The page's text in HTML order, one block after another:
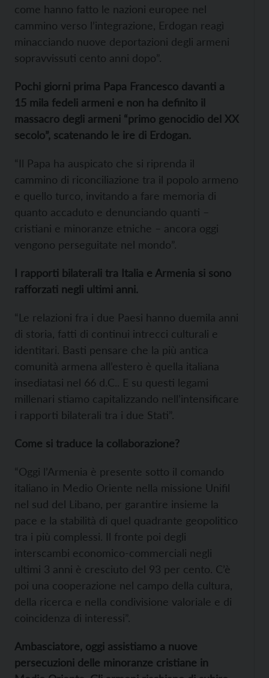
come hanno fatto le nazioni europee nel
cammino verso l’integrazione, Erdogan reagì
minacciando nuove deportazioni degli armeni
sopravvissuti cento anni dopo”.
Pochi giorni prima Papa Francesco davanti a
15 mila fedeli armeni e non ha definito il
massacro degli armeni “primo genocidio del XX
secolo”, scatenando le ire di Erdogan.
“Il Papa ha auspicato che si riprenda il
cammino di riconciliazione tra il popolo armeno
e quello turco, invitando a fare memoria di
quanto accaduto e denunciando quanti –
cristiani e minoranze etniche – ancora oggi
vengono perseguitate nel mondo”.
I rapporti bilaterali tra Italia e Armenia si sono
rafforzati negli ultimi anni.
“Le relazioni fra i due Paesi hanno duemila anni
di storia, fatti di continui intrecci culturali e
identitari. Basti pensare che la più antica
comunità armena all’estero è quella italiana
insediatasi nel 66 d.C.. E su questi legami
millenari stiamo capitalizzando nell’intensificare
i rapporti bilaterali tra i due Stati”.
Come si traduce la collaborazione?
“Oggi l’Armenia è presente sotto il comando
italiano in Medio Oriente nella missione Unifil
nel sud del Libano, per garantire insieme la
pace e la stabilità di quel quadrante geopolitico
tra i più complessi. Il fronte poi degli
interscambi economico-commerciali negli
ultimi 3 anni è cresciuto del 93 per cento. C’è
poi una cooperazione nel campo della cultura,
della ricerca e nella condivisione valoriale e di
coincidenza di interessi”.
Ambasciatore, oggi assistiamo a nuove
persecuzioni delle minoranze cristiane in